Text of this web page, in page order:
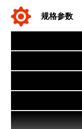
规格参数